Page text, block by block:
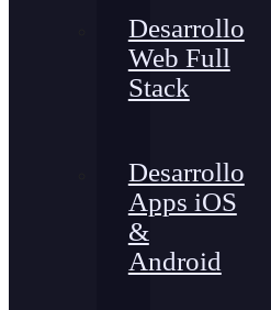
Desarrollo
Web Full
Stack
Desarrollo
Apps iOS
&
Android